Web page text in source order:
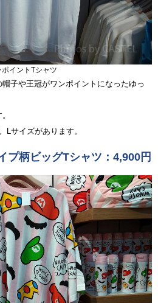
ポイントTシャツ
子や王冠がワンポイントになったゆっ
Lサイズがあります。
柄ビッグTシャツ：4,900円